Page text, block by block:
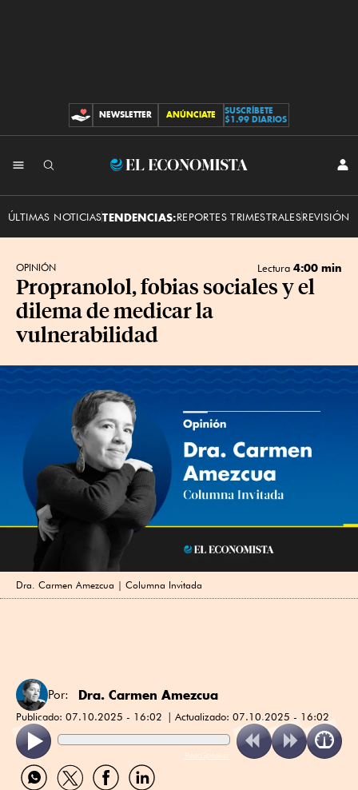
CONTRIBUCIONES
NEWSLETTER ANÚNCIATE
SUSCRÍBETE
$1.99 DIARIOS
El
ÚLTIMAS NOTICIASTENDENCIAS:REPORTES TRIMESTRALESREVISIÓN
OPINIÓN Lectura 4:00 min
Propranolol, fobias sociales y el
dilema de medicar la
vulnerabilidad
Dra. Carmen Amezcua | Columna Invitada
Por: Dra. Carmen Amezcua
Publicado: 07.10.2025 - 16:02 Actualizado: 07.10.2025 - 16:02
ReadSpeaker
Compartir
por
Compartir
por
Compartir
por
Compartir
por